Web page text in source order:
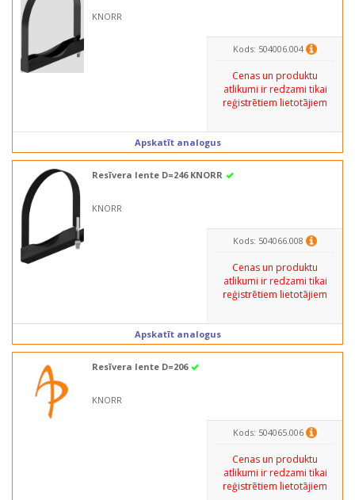
KNORR
Kods: 504006.004
Cenas un produktu
atlikumi ir redzami tikai
reģistrētiem lietotājiem
Apskatīt analogus
Resīvera lente D=246 KNORR
KNORR
Kods: 504066.008
Cenas un produktu
atlikumi ir redzami tikai
reģistrētiem lietotājiem
Apskatīt analogus
Resīvera lente D=206
KNORR
Kods: 504065.006
Cenas un produktu
atlikumi ir redzami tikai
reģistrētiem lietotājiem